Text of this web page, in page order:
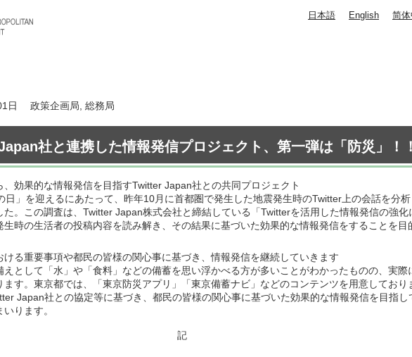
日本語 English 简
日 政策企画局, 総務局
社と連携した情報発信プロジェクト、第一弾は「防災」！！
効果的な情報発信を目指すTwitter Japan社との共同プロジェクト
日」を迎えるにあたって、昨年10月に首都圏で発生した地震発生時のTwitter上の会話を分
。この調査は、Twitter Japan株式会社と締結している「Twitterを活用した情報発信の強
生時の生活者の投稿内容を読み解き、その結果に基づいた効果的な情報発信をすることを
ける重要事項や都民の皆様の関心事に基づき、情報発信を継続していきます
として「水」や「食料」などの備蓄を思い浮かべる方が多いことがわかったものの、実際
す。東京都では、「東京防災アプリ」「東京備蓄ナビ」などのコンテンツを用意しており
Japan社との協定等に基づき、都民の皆様の関心事に基づいた効果的な情報発信を目指し
ります。
記